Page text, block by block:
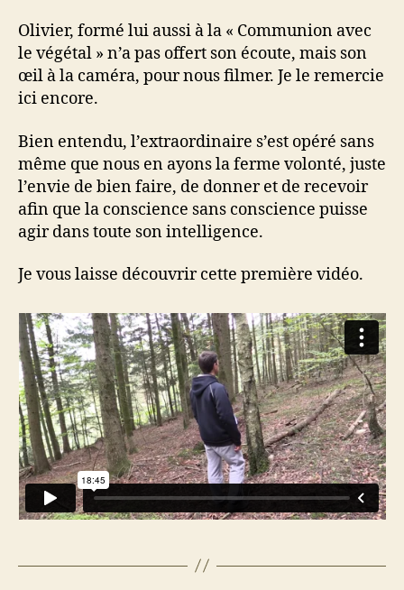
Olivier, formé lui aussi à la « Communion avec
le végétal » n’a pas offert son écoute, mais son
œil à la caméra, pour nous filmer. Je le remercie
ici encore.
Bien entendu, l’extraordinaire s’est opéré sans
même que nous en ayons la ferme volonté, juste
l’envie de bien faire, de donner et de recevoir
afin que la conscience sans conscience puisse
agir dans toute son intelligence.
Je vous laisse découvrir cette première vidéo.